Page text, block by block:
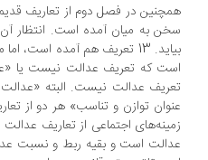
در فصل دوم از تعاریف قدیم و
به میان آمده است. انتظار آن است
بیاید. 13 تعریف هم آمده است، اما
که تعریف عدالت نیست یا «عدالت
عدالت نیست. البته «عدالت به
توازن و تناسب» هر دو از تعاریف
است و بقیه ربط و نسبت عدالت با